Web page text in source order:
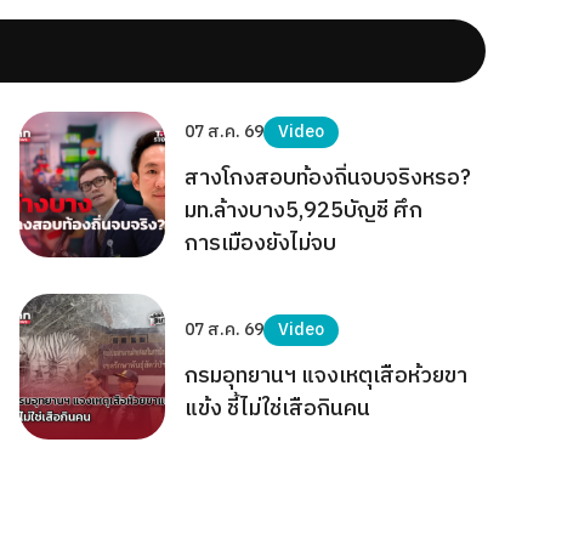
07 ส.ค. 69 Video
สางโกงสอบท้องถิ่นจบจริงหรอ?
มท.ล้างบาง5,925บัญชี ศึก
การเมืองยังไม่จบ
07 ส.ค. 69 Video
กรมอุทยานฯ แจงเหตุเสือห้วยขา
แข้ง ชี้ไม่ใช่เสือกินคน